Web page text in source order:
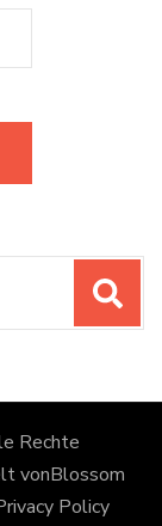
Rechte
vonBlossom
Policy